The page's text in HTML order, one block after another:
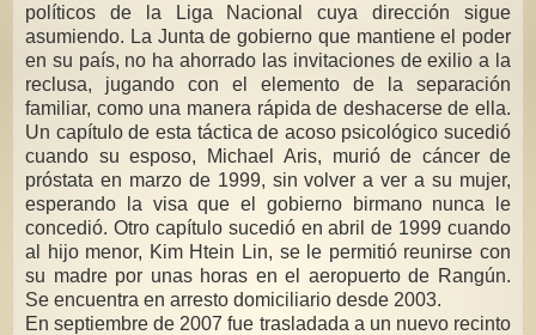
políticos de la Liga Nacional cuya dirección sigue
asumiendo. La Junta de gobierno que mantiene el poder
en su país, no ha ahorrado las invitaciones de exilio a la
reclusa, jugando con el elemento de la separación
familiar, como una manera rápida de deshacerse de ella.
Un capítulo de esta táctica de acoso psicológico sucedió
cuando su esposo, Michael Aris, murió de cáncer de
próstata en marzo de 1999, sin volver a ver a su mujer,
esperando la visa que el gobierno birmano nunca le
concedió. Otro capítulo sucedió en abril de 1999 cuando
al hijo menor, Kim Htein Lin, se le permitió reunirse con
su madre por unas horas en el aeropuerto de Rangún.
Se encuentra en arresto domiciliario desde 2003.
En septiembre de 2007 fue trasladada a un nuevo recinto